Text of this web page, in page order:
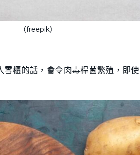
（freepik）
櫃的話，會令肉毒桿菌繁殖，即